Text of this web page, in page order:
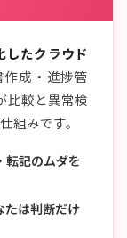
したクラウド
成・進捗管
比較と異常検
組みです。
転記のムダを
たは判断だけ